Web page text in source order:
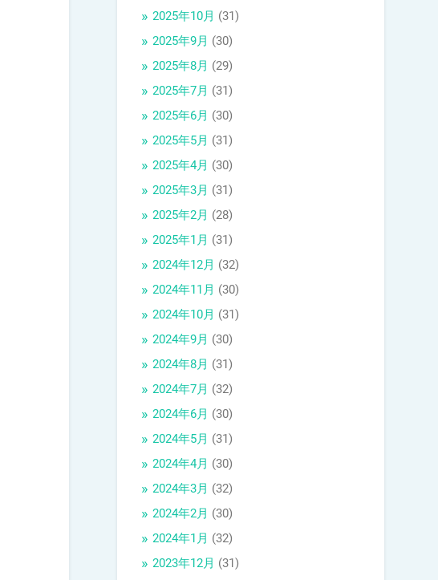
2025年10月 (31)
2025年9月 (30)
2025年8月 (29)
2025年7月 (31)
2025年6月 (30)
2025年5月 (31)
2025年4月 (30)
2025年3月 (31)
2025年2月 (28)
2025年1月 (31)
2024年12月 (32)
2024年11月 (30)
2024年10月 (31)
2024年9月 (30)
2024年8月 (31)
2024年7月 (32)
2024年6月 (30)
2024年5月 (31)
2024年4月 (30)
2024年3月 (32)
2024年2月 (30)
2024年1月 (32)
2023年12月 (31)